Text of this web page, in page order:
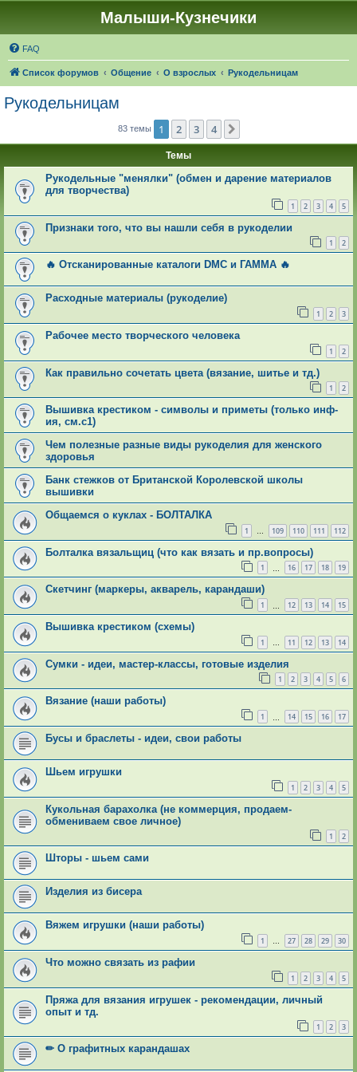
Малыши-Кузнечики
FAQ
Список форумов Общение О взрослых Рукодельницам
Рукодельницам
83 темы 1 2 3 4
Темы
Рукодельные "менялки" (обмен и дарение материалов
для творчества)
1 2 3 4 5
Признаки того, что вы нашли себя в рукоделии
1 2
🔥 Отсканированные каталоги DMC и ГАММА 🔥
Расходные материалы (рукоделие)
1 2 3
Рабочее место творческого человека
1 2
Как правильно сочетать цвета (вязание, шитье и тд.)
1 2
Вышивка крестиком - символы и приметы (только инф-
ия, см.с1)
Чем полезные разные виды рукоделия для женского
здоровья
Банк стежков от Британской Королевской школы
вышивки
Общаемся о куклах - БОЛТАЛКА
1 … 109 110 111 112
Болталка вязальщиц (что как вязать и пр.вопросы)
1 16 17 18 19
Скетчинг (маркеры, акварель, карандаши)
1 12 13 14 15
Вышивка крестиком (схемы)
1 … 11 12 13 14
Сумки - идеи, мастер-классы, готовые изделия
1 2 3 4 5 6
Вязание (наши работы)
1 14 15 16 17
Бусы и браслеты - идеи, свои работы
Шьем игрушки
1 2 3 4 5
Кукольная барахолка (не коммерция, продаем-
обмениваем свое личное)
1 2
Шторы - шьем сами
Изделия из бисера
Вяжем игрушки (наши работы)
1 … 27 28 29 30
Что можно связать из рафии
1 2 3 4 5
Пряжа для вязания игрушек - рекомендации, личный
опыт и тд.
1 2 3
✏ О графитных карандашах